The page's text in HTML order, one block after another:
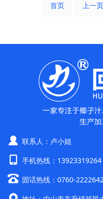
首页 上一页
联系人：卢小姐
手机热线：13923319264
固话热线：0760-